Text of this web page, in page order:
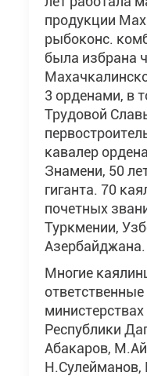
продукции
рыбоконс.
была избрана
3 орденами, в
Трудовой
кавалер
Знамени, 50
гиганта. 70
почетных
Туркмении,
Азербайджана.
Многие
ответственные
Республики
Абакаров,